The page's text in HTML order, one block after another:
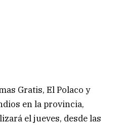
Gratis, El Polaco y
en la provincia,
el jueves, desde las